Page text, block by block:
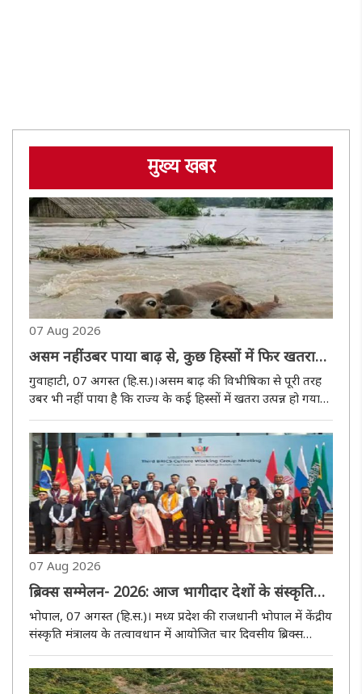
मुख्य खबर
07 Aug 2026
असम नहीं उबर पाया बाढ़ से, कुछ हिस्सों में फिर खतरा
मंडराया
गुवाहाटी, 07 अगस्त (हि.स.)।असम बाढ़ की विभीषिका से पूरी तरह
उबर भी नहीं पाया है कि राज्य के कई हिस्सों में खतरा उत्पन्न हो गया
है। ऊपरी असम के मुख्य रूप से चार जिलों शिवसागर, चराईदेव,
जोरहाट एवं गोलाघाट बुरी तरह से प्रभावित हुए हैं। राज्य सरकार ..
07 Aug 2026
ब्रिक्स सम्मेलन- 2026: आज भागीदार देशों के संस्कृति
मंत्री पहुंचेंगे भोपाल, शाम को होगा सांस्कृतिक महोत्सव
भोपाल, 07 अगस्त (हि.स.)। मध्य प्रदेश की राजधानी भोपाल में केंद्रीय
संस्कृति मंत्रालय के तत्वावधान में आयोजित चार दिवसीय ब्रिक्स
संस्कृति सम्मेलन-2026 का आज तीसरा दिन है। आज ब्रिक्स देशों के
संस्कृति मंत्री भोपाल पहुंचेंगे। वहीं, शाम को ''ब्रिक्स ..